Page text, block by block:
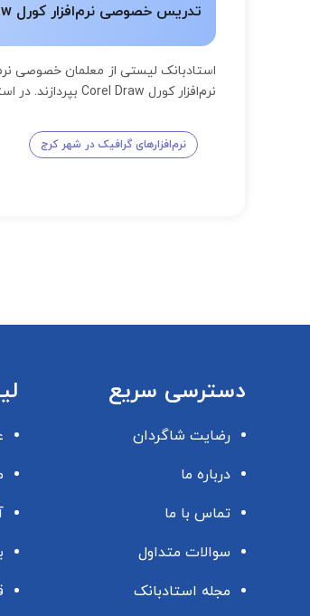
تدریس خصوصی نرم‌افزار کورل Corel Draw کرج | قیمت بهترین اساتید - در منزل و آنلاین
نرم‌افزار کورل Corel Draw بپردازند. در استادبانک شما با خیال آسوده میتوانید روزمه بهترین معلمان تدریس خصوصی نرم‌افزار کورل Corel Draw را مشاهده نمایید و سپس آنها را انتخاب کنید.
نرم‌افزارهای گرافیک در شهر کرج
دسترسی سریع
رضایت شاگردان
درباره ما
تماس با ما
سوالات متداول
مجله استادبانک